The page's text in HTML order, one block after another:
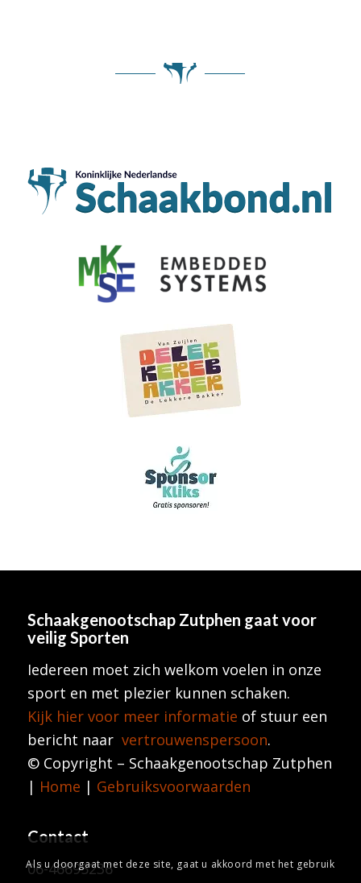
Schaakgenootschap Zutphen gaat voor
veilig Sporten
Iedereen moet zich welkom voelen in onze
sport en met plezier kunnen schaken.
Kijk hier voor meer informatie of stuur een
bericht naar vertrouwenspersoon.
© Copyright – Schaakgenootschap Zutphen
| Home | Gebruiksvoorwaarden
Contact
06-46695236
Als u doorgaat met deze site, gaat u akkoord met het gebruik